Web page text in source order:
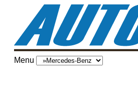
Menu